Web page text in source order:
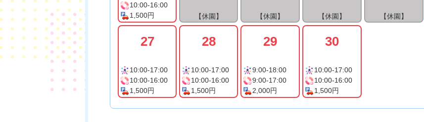
10:00-16:00
1,500円
【休園】 【休園】 【休園】 【休園】
27
10:00-17:00
10:00-16:00
1,500円
28
10:00-17:00
10:00-16:00
1,500円
29
9:00-18:00
9:00-17:00
2,000円
30
10:00-17:00
10:00-16:00
1,500円